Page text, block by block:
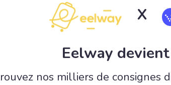
X
Eelway
nos milliers de consignes